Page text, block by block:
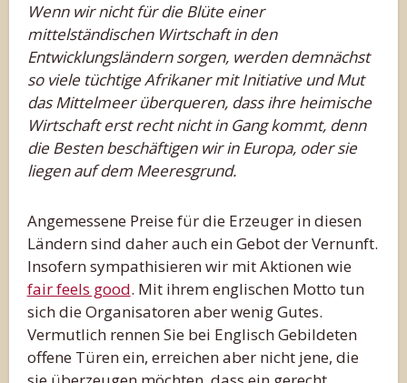
Wenn wir nicht für die Blüte einer
mittelständischen Wirtschaft in den
Entwicklungsländern sorgen, werden demnächst
so viele tüchtige Afrikaner mit Initiative und Mut
das Mittelmeer überqueren, dass ihre heimische
Wirtschaft erst recht nicht in Gang kommt, denn
die Besten beschäftigen wir in Europa, oder sie
liegen auf dem Meeresgrund.
Angemessene Preise für die Erzeuger in diesen
Ländern sind daher auch ein Gebot der Vernunft.
Insofern sympathisieren wir mit Aktionen wie
fair feels good. Mit ihrem englischen Motto tun
sich die Organisatoren aber wenig Gutes.
Vermutlich rennen Sie bei Englisch Gebildeten
offene Türen ein, erreichen aber nicht jene, die